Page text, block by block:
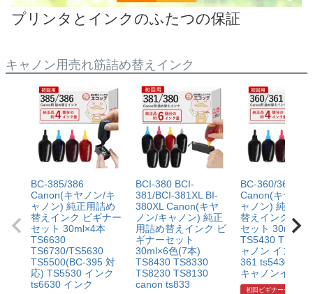
プリンタとインクのふたつの保証
キャノン用売れ筋詰め替えインク
BC-385/386
Canon(キヤノン/キ
ャノン) 純正用詰め
替えインク ビギナー
セット 30ml×4本
TS6630
TS6730/TS5630
TS5500(BC-395 対
応) TS5530 インク
ts6630 インク
BCI-380 BCI-
381/BCI-381XL BI-
380XL Canon(キヤ
ノン/キャノン) 純正
用詰め替えインク ビ
ギナーセット
30ml×6色(7本)
TS8430 TS8330
TS8230 TS8130
canon ts833
BC-360/361
Canon(キヤノ
ャノン) 純正用
替えインク ビ
セット 30ml×4
TS5430
ャノン インク
361 ts5430 イ
キャノンインク
初回ビギナーセット